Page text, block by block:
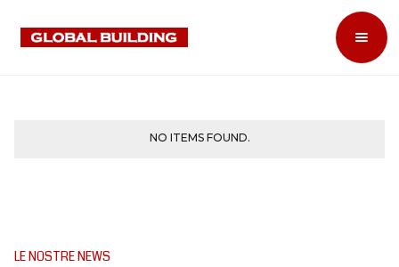
NO ITEMS FOUND.
LE NOSTRE NEWS